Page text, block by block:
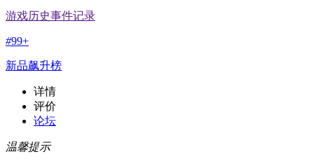
游戏历史事件记录
#99+
新品飙升榜
详情
评价
论坛
温馨提示